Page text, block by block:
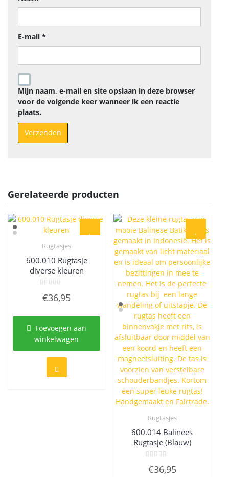
E-mail *
Mijn naam, e-mail en site opslaan in deze browser
voor de volgende keer wanneer ik een reactie
plaats.
Gerelateerde producten
Rugtasjes
600.010 Rugtasje
diverse kleuren
0€36,95
Toevoegen aan
winkelwagen
Rugtasjes
600.014 Balinees
Rugtasje (Blauw)
0€36,95